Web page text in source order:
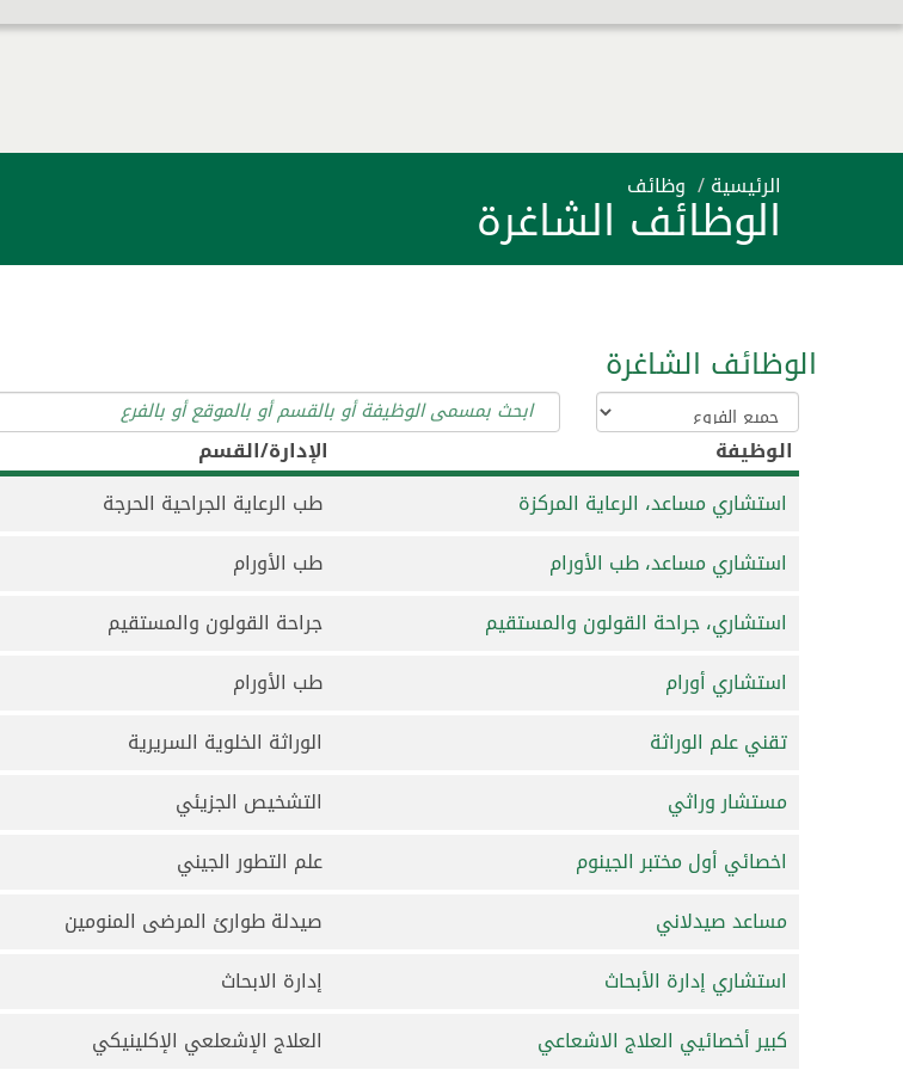
الرئيسية وظائف
الوظائف الشاغرة
الوظائف الشاغرة
الوظيفة الإدارة/القسم
استشاري مساعد، الرعاية المركزة
طب الرعاية الجراحية الحرجة
استشاري مساعد، طب الأورام
طب الأورام
استشاري، جراحة القولون والمستقيم
جراحة القولون والمستقيم
استشاري أورام
طب الأورام
تقني علم الوراثة
الوراثة الخلوية السريرية
مستشار وراثي
التشخيص الجزيئي
اخصائي أول مختبر الجينوم
علم التطور الجيني
مساعد صيدلاني
صيدلة طوارئ المرضى المنومين
استشاري إدارة الأبحاث
إدارة الابحاث
كبير أخصائيي العلاج الاشعاعي
العلاج الإشعلعي الإكلينيكي